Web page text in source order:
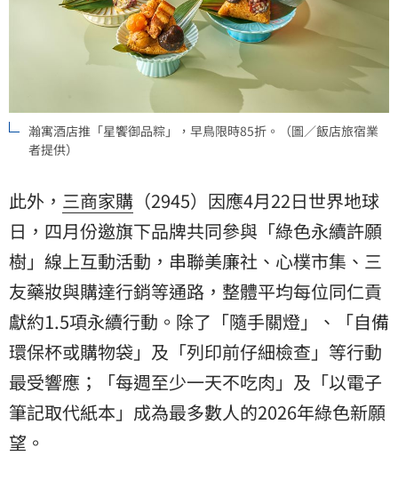
瀚寓酒店推「星饗御品粽」，早鳥限時85折。（圖／飯店旅宿業
者提供）
此外， 三商家購 （2945）因應4月22日世界地球
日，四月份邀旗下品牌共同參與「綠色永續許願
樹」線上互動活動，串聯美廉社、心樸市集、三
友藥妝與購達行銷等通路，整體平均每位同仁貢
獻約1.5項永續行動。除了「隨手關燈」、「自備
環保杯或購物袋」及「列印前仔細檢查」等行動
最受響應；「每週至少一天不吃肉」及「以電子
筆記取代紙本」成為最多數人的2026年綠色新願
望。